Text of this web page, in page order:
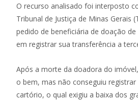
O recurso analisado foi interposto
Tribunal de Justiça de Minas Gerais
pedido de beneficiária de doação
em registrar sua transferência a
Após a morte da doadora do
o bem, mas não conseguiu
cartório, o qual exigiu a baixa dos